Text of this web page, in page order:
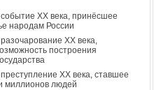
ХХ века, принёсшее
народам России
ХХ века,
построения
ХХ века, ставшее
миллионов людей